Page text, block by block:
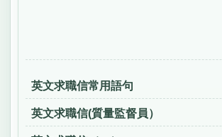
英文求職信常用語句
英文求職信(質量監督員）